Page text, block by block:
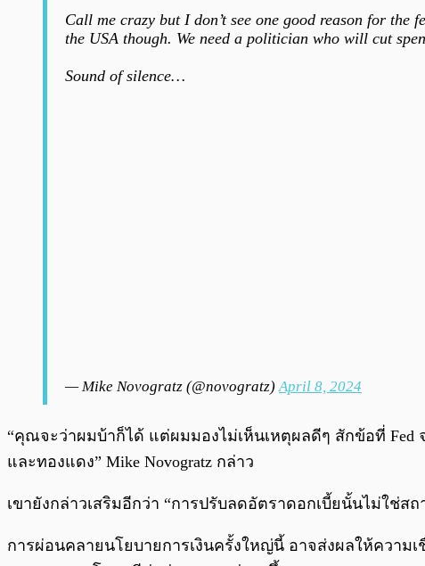
Call me crazy but I don’t see one good reason for the
the USA though. We need a politician who will cut
Sound of silence…
— Mike Novogratz (@novogratz)April 8, 2024
“คุณจะว่าผมบ้าก็ได้ แต่ผมมองไม่เห็นเหตุผลดีๆ สักข้อที่
และทองแดง” Mike Novogratz กล่าว
เขายังกล่าวเสริมอีกว่า “การปรับลดอัตราดอกเบี้ยนั้นไม่ใช่
การผ่อนคลายนโยบายการเงินครั้งใหญ่นี้ อาจส่งผลให้ความ